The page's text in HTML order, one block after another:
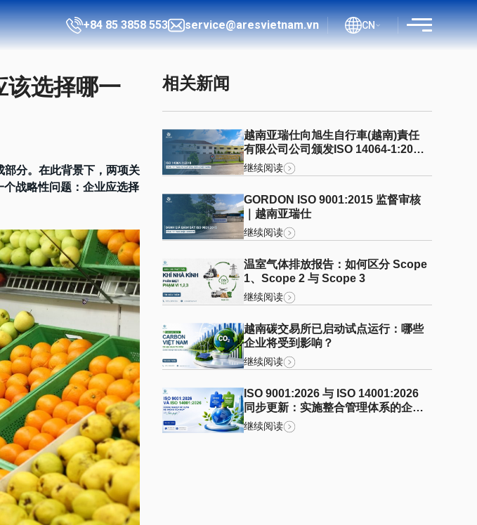
介绍
评估流程
公开文件
ISO 博客
客户
证书查询
+84 85 3858 553 service@aresvietnam.vn CN
该选择哪一
部分。在此背景下，两项关
战略性问题：企业应选择
相关新闻
越南亚瑞仕向旭生自行車(越南)責任
有限公司公司颁发ISO 14064-1:2018
核查声明
继续阅读
GORDON ISO 9001:2015 监督审核
｜越南亚瑞仕
继续阅读
温室气体排放报告：如何区分 Scope
1、Scope 2 与 Scope 3
继续阅读
越南碳交易所已启动试点运行：哪些
企业将受到影响？
继续阅读
ISO 9001:2026 与 ISO 14001:2026
同步更新：实施整合管理体系的企业
需要关注哪些重点？
继续阅读